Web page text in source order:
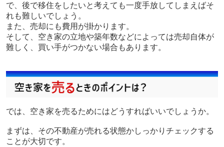
で、後で移住をしたいと考えても一度手放してしまえばそ
れも難しいでしょう。
また、売却にも費用が掛かります。
そして、空き家の立地や築年数などによっては売却自体が
難しく、買い手がつかない場合もあります。
では、空き家を売るためにはどうすればいいでしょうか。
まずは、その不動産が売れる状態かしっかりチェックする
ことが大切です。